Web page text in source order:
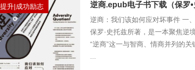
升|成功励志 逆商.epub电子书下载（保罗
逆商：我们该如何应对坏事件 一
保罗·史托兹所著，是一本聚焦逆
“逆商”这一与智商、情商并列的